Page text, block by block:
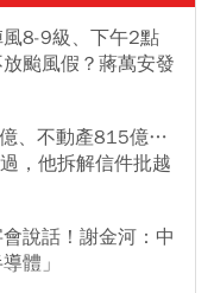
8-9級、下午2點
颱風假？蔣萬安發
、不動產815億…
，他拆解信件批越
說話！謝金河：中
體」